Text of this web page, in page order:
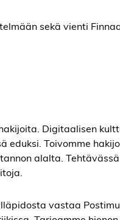
sekä vienti
Digitaalisen
eduksi. Toivomme
alalta.
vastaa